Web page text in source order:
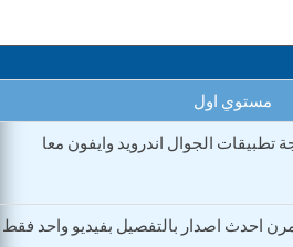
مستوي اول
تطبيقات الجوال اندرويد وايفون معا
احدث اصدار بالتفصيل بفيديو واحد فقط